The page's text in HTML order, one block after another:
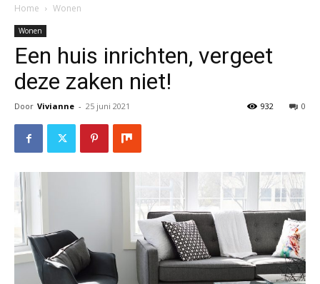
Home Wonen
Wonen
Een huis inrichten, vergeet
deze zaken niet!
Door Vivianne - 25 juni 2021 0
932